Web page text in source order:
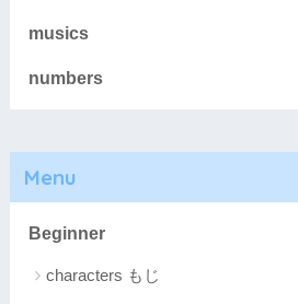
musics
numbers
Menu
Beginner
characters もじ